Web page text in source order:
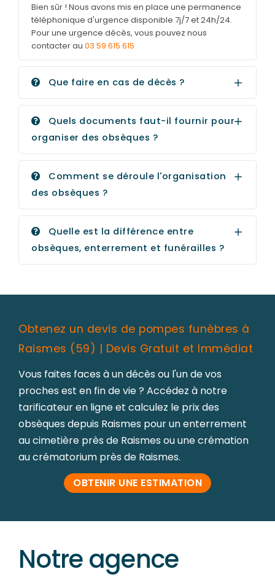
Bien sûr ! Nous avons mis en place une permanence
téléphonique d'urgence disponible 7j/7 et 24h/24.
Pour une urgence décès, vous pouvez nous
contacter au 03 59 615 615
Que faire en cas de décès ?
Quels documents faut-il fournir pour
organiser des obsèques ?
Comment se déroule l'organisation
des obsèques ?
Quelle est la différence entre
obsèques, enterrement et funérailles ?
Obtenez un devis de pompes funèbres à
Raismes (59) | Devis Gratuit et Immédiat
Vous faites faces à un décès ou l'un de vos
proches est en fin de vie ? Accédez à notre
tarificateur en ligne et calculez le prix des
obsèques depuis Raismes pour un enterrement
au cimetière près de Raismes ou une crémation
au crématorium près de Raismes.
OBTENIR UNE ESTIMATION
Notre agence